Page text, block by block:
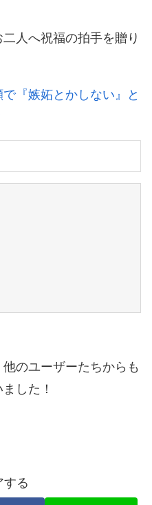
人へ祝福の拍手を贈り
『嫉妬とかしない』と
のユーザーたちからも
した！
する